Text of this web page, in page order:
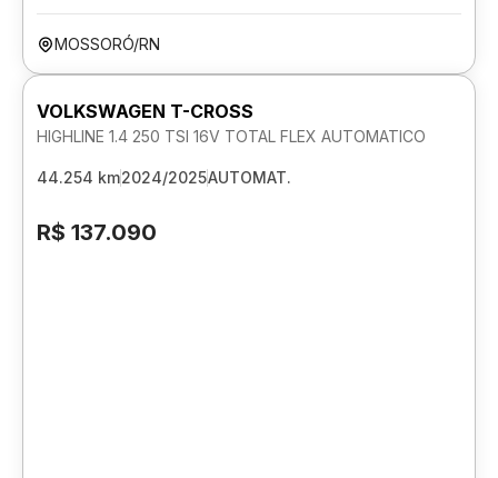
MOSSORÓ/RN
VOLKSWAGEN T-CROSS
HIGHLINE 1.4 250 TSI 16V TOTAL FLEX AUTOMATICO
44.254 km2024/2025AUTOMAT.
R$ 137.090